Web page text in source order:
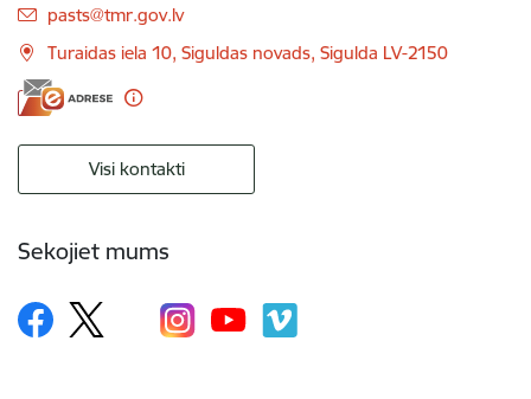
E-pasts:
pasts@tmr.gov.lv
Turaidas iela 10, Siguldas novads, Sigulda LV-2150
Visi kontakti
Sekojiet mums